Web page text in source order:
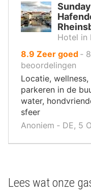
Hotel in
8.9 uit
10
,
Zeer goed ‐ 8
beoordelingen
Locatie,
parkeren in de
water,
sfeer
Anoniem ‐ DE, 5
Lees wat onze